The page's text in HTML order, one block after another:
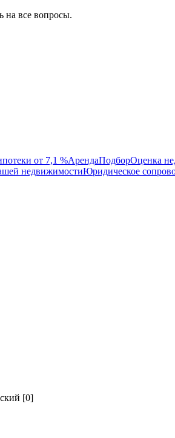
на все вопросы.
от 7,1 %АрендаПодборОценка
недвижимостиЮридическое
[0]